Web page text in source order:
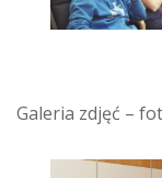
Galeria zdjęć –